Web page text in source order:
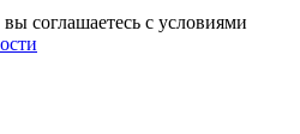
соглашаетесь с условиями